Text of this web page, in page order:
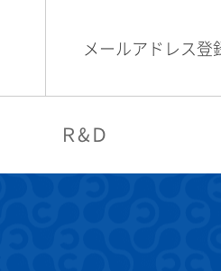
メールアドレス登
Ｒ&Ｄ